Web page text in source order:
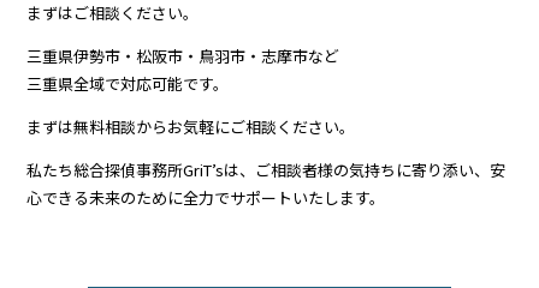
まずはご相談ください。
三重県伊勢市・松阪市・鳥羽市・志摩市など
三重県全域で対応可能です。
まずは無料相談からお気軽にご相談ください。
私たち総合探偵事務所GriT’sは、ご相談者様の気持ちに寄り添い、安
心できる未来のために全力でサポートいたします。